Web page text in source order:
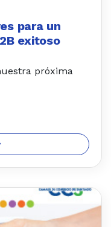
para un
exitoso
próxima